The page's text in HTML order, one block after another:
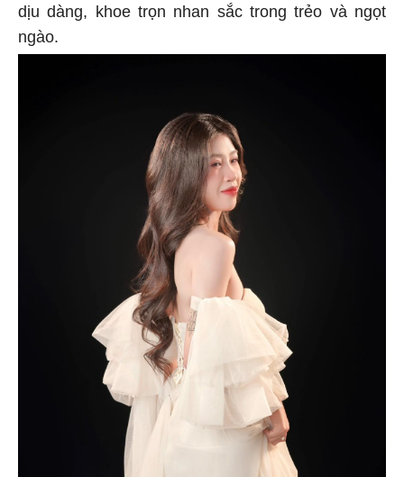
dịu dàng, khoe trọn nhan sắc trong trẻo và ngọt
ngào.